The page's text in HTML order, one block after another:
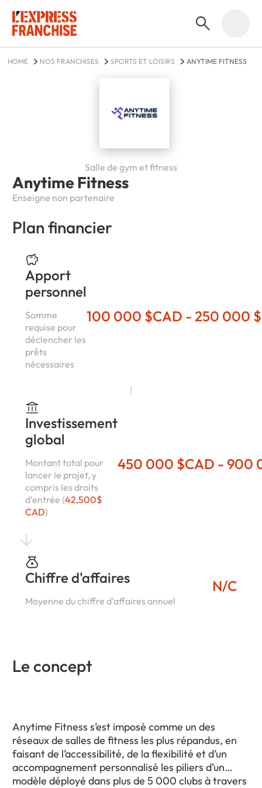
HOME NOS FRANCHISES SPORTS ET LOISIRS ANYTIME FITNESS
Anytime Fitness
Enseigne non partenaire
Salle de gym et fitness
Plan financier
Apport
personnel
Somme
requise pour
déclencher les
prêts
nécessaires
100 000 $CAD - 250 000
Investissement
global
Montant total pour
lancer le projet, y
compris les droits
d’entrée (42,500$
CAD)
450 000 $CAD - 900
Chiffre d'affaires
Moyenne du chiffre d'affaires annuel
N/C
Le concept
Anytime Fitness s’est imposé comme un des
réseaux de salles de fitness les plus répandus, en
faisant de l’accessibilité, de la flexibilité et d’un
accompagnement personnalisé les piliers d’un
modèle déployé dans plus de 5 000 clubs à travers